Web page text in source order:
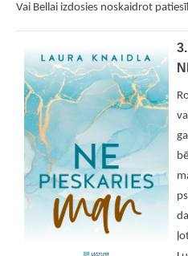
Vai Bellai izdosies noskaidrot